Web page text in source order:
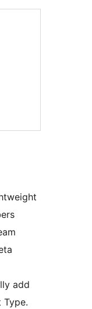
add
Type.